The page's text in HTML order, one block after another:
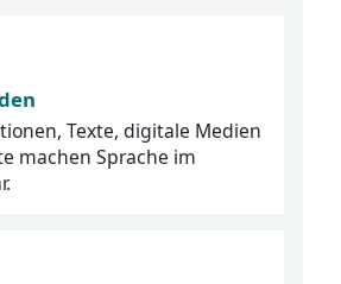
Texte, digitale Medien
machen Sprache im